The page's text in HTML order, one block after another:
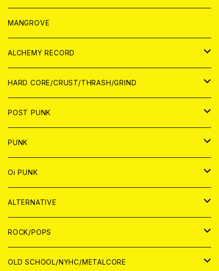
WORLD
アパレル
PATCH
アナログ
DIGITAL CONTENTS
MANGROVE
ALCHEMY RECORD
CD
ANALOG
HARD CORE/CRUST/THRASH/GRIND
JAPAN
CD
ANALOG
WORLD
CD
ANALOG
POST PUNK
CD
JAPAN
WORLD
ANALOG
JAPAN
WORLD
PUNK
JAPAN
CD
ANALOG
WORLD
CD
ANALOG
Oi PUNK
JAPAN
CD
ANALOG
WOLRD
CD
ALTERNATIVE
JAPAN
CD
WORLD
ROCK/POPS
JAPAN
OLD SCHOOL/NYHC/METALCORE